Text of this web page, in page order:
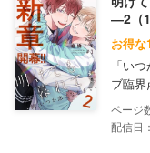
―2（1
お得
「い
ブ臨界
配信日